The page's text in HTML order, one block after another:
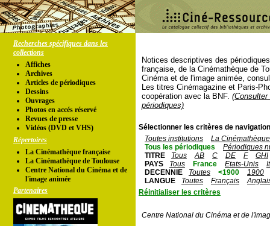
Recherches spécifiques dans les
collections
Affiches
Archives
Articles de périodiques
Dessins
Ouvrages
Photos en accés réservé
Revues de presse
Vidéos (DVD et VHS)
Répertoires
La Cinémathèque française
La Cinémathèque de Toulouse
Centre National du Cinéma et de
l'image animée
Partenaires
Notices descriptives des
française, de la Cinémathèque de
Cinéma et de l'image animée,
Les titres Cinémagazine et Paris-
coopération avec la BNF.
périodiques)
Sélectionner les critères de
Toutes institutions
La
Tous les périodiques
Périodiques
TITRE
Tous AB C DE F
GHI
PAYS
Tous France Etats-Unis
DECENNIE
Toutes <1900
1900
LANGUE
Toutes Français
Réinitialiser les critères
Centre National du Cinéma et de